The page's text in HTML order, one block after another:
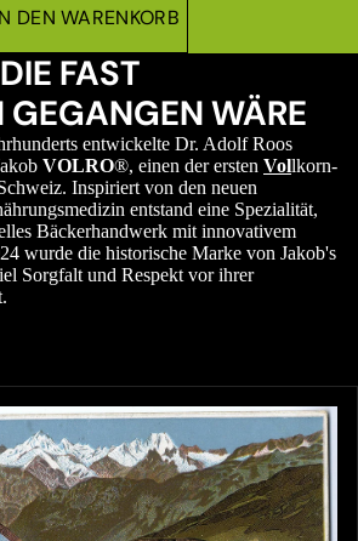
DEN WARENKORB
FAST
GEGANGEN WÄRE
entwickelte Dr. Adolf Roos
VOLRO®, einen der ersten Vollkorn-
Inspiriert von den neuen
entstand eine Spezialität,
Bäckerhandwerk mit innovativem
wurde die historische Marke von Jakob's
Sorgfalt und Respekt vor ihrer